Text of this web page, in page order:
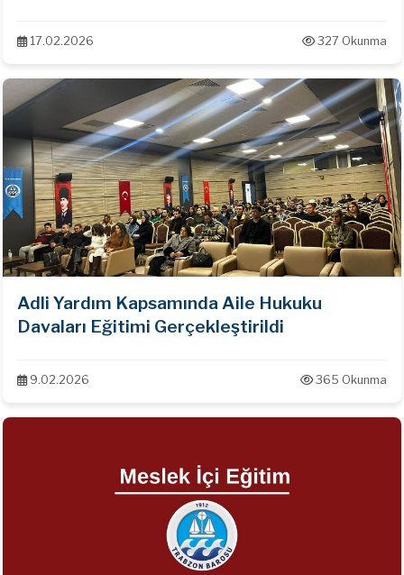
17.02.2026 327 Okunma
Adli Yardım Kapsamında Aile Hukuku
Davaları Eğitimi Gerçekleştirildi
9.02.2026 365 Okunma